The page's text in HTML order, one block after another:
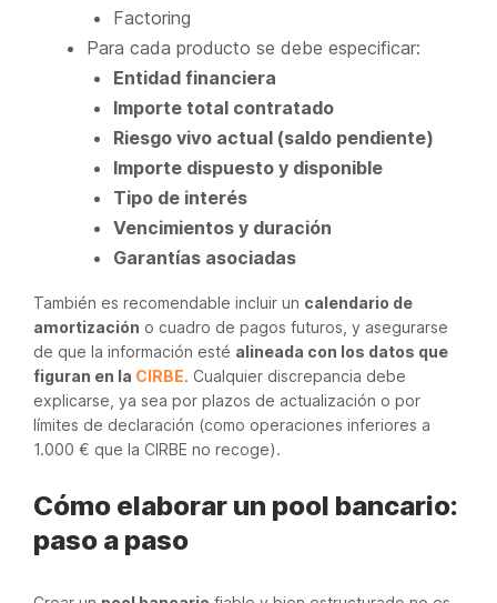
Factoring
Para cada producto se debe especificar:
Entidad financiera
Importe total contratado
Riesgo vivo actual (saldo pendiente)
Importe dispuesto y disponible
Tipo de interés
Vencimientos y duración
Garantías asociadas
También es recomendable incluir un calendario de
amortización o cuadro de pagos futuros, y asegurarse
de que la información esté alineada con los datos que
figuran en la CIRBE. Cualquier discrepancia debe
explicarse, ya sea por plazos de actualización o por
límites de declaración (como operaciones inferiores a
1.000 € que la CIRBE no recoge).
Cómo elaborar un pool bancario:
paso a paso